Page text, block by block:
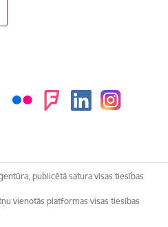
publicētā satura visas tiesības
vienotās platformas visas tiesības